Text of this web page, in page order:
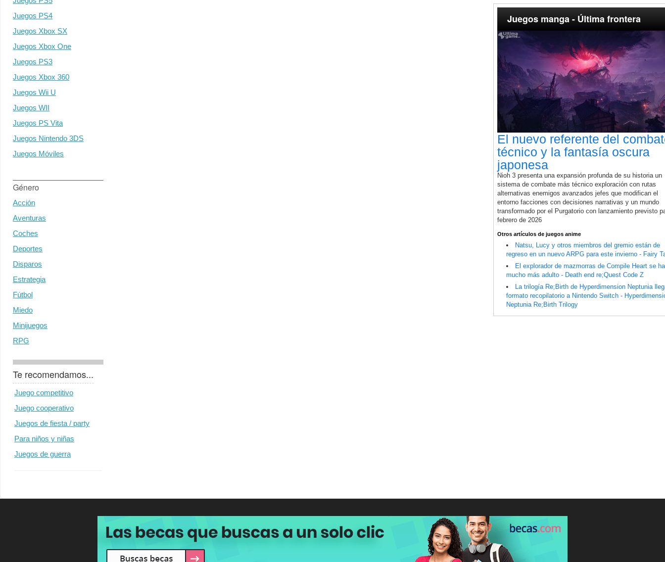
Juegos PS4
Juegos Xbox SX
Juegos Xbox One
Juegos PS3
Juegos Xbox 360
Juegos Wii U
Juegos WII
Juegos PS Vita
Juegos Nintendo 3DS
Juegos Móviles
Género
Acción
Aventuras
Coches
Deportes
Disparos
Estrategia
Fútbol
Miedo
Minijuegos
RPG
Te recomendamos...
Juego competitivo
Juego cooperativo
Juegos de fiesta / party
Para niños y niñas
Juegos de guerra
Juegos manga - Última frontera
El nuevo referente del
técnico y la fantasía oscura
japonesa
Nioh 3 presenta una expansión profunda de su historia un
sistema de combate más técnico exploración con rutas
alternativas enemigos avanzados jefes que modifican el
entorno facciones con decisiones narrativas y un mundo
transformado por el Purgatorio con lanzamiento previsto
febrero de 2026
Otros artículos de juegos anime
Natsu, Lucy y otros miembros del gremio están de
regreso en un nuevo ARPG para este invierno - Fairy
El explorador de mazmorras de Compile Heart se
mucho más adulto - Death end re;Quest Code Z
La trilogía Re;Birth de Hyperdimension Neptunia
formato recopilatorio a Nintendo Switch -
Neptunia Re;Birth Trilogy